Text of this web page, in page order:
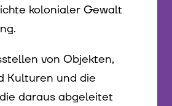
kolonialer Gewalt
von Objekten,
Kulturen und die
daraus abgeleitet